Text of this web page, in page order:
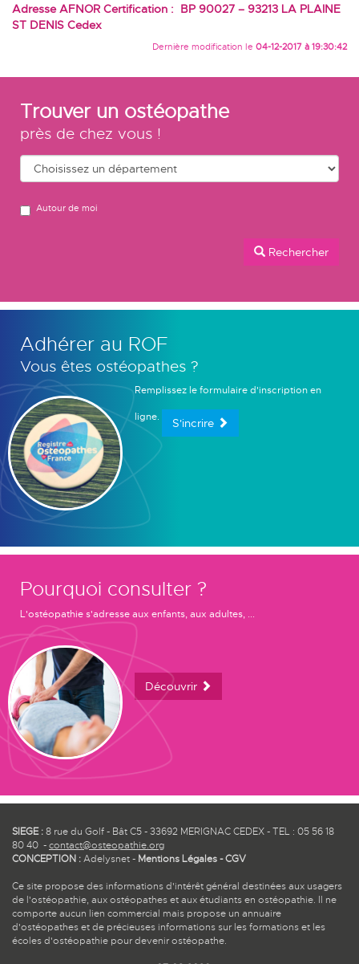
Adresse AFNOR Certification : BP 90027 – 93213 LA PLAINE
ST DENIS Cedex
Dernière modification le 04-12-2017 à 19:30:42
Trouver un ostéopathe
près de chez vous !
Autour de moi
Rechercher
Adhérer au ROF
Vous êtes ostéopathes ?
Remplissez le formulaire d'inscription en
ligne. S'incrire
Pourquoi consulter ?
L'ostéopathie s'adresse aux enfants, aux adultes, ...
Découvrir
SIEGE :8 rue du Golf - Bât C5 - 33692 MERIGNAC CEDEX - TEL : 05 56 18
80 40 -contact@osteopathie.org
CONCEPTION :Adelysnet- Mentions Légales-CGV
Ce site propose des informations d'intérêt général destinées aux usagers
de l'ostéopathie, aux ostéopathes et aux étudiants en ostéopathie. Il ne
comporte aucun lien commercial mais propose un annuaire
d'ostéopathes et de précieuses informations sur les formations et les
écoles d'ostéopathie pour devenir ostéopathe.